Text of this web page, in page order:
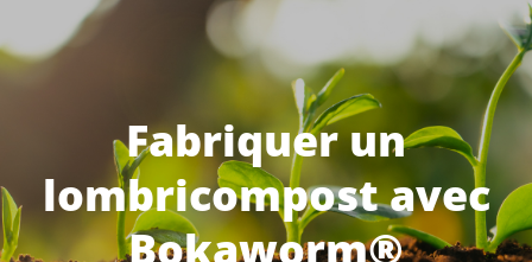
Fabriquer un
lombricompost avec
Bokaworm®